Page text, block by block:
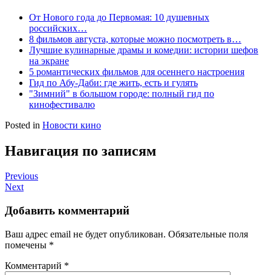
От Нового года до Первомая: 10 душевных
российских…
8 фильмов августа, которые можно посмотреть в…
Лучшие кулинарные драмы и комедии: истории шефов
на экране
5 романтических фильмов для осеннего настроения
Гид по Абу-Даби: где жить, есть и гулять
"Зимний" в большом городе: полный гид по
кинофестивалю
Posted in Новости кино
Навигация по записям
Previous
Next
Добавить комментарий
Ваш адрес email не будет опубликован. Обязательные поля
помечены *
Комментарий *